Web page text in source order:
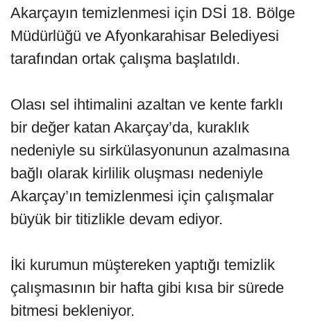
Akarçayın temizlenmesi için DSİ 18. Bölge
Müdürlüğü ve Afyonkarahisar Belediyesi
tarafından ortak çalışma başlatıldı.
Olası sel ihtimalini azaltan ve kente farklı
bir değer katan Akarçay’da, kuraklık
nedeniyle su sirkülasyonunun azalmasına
bağlı olarak kirlilik oluşması nedeniyle
Akarçay’ın temizlenmesi için çalışmalar
büyük bir titizlikle devam ediyor.
İki kurumun müştereken yaptığı temizlik
çalışmasının bir hafta gibi kısa bir sürede
bitmesi bekleniyor.